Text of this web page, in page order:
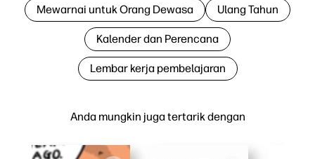
Anda mungkin juga tertarik dengan
Mewarnai untuk Orang Dewasa Ulang Tahun
Kalender dan Perencana
Lembar kerja pembelajaran